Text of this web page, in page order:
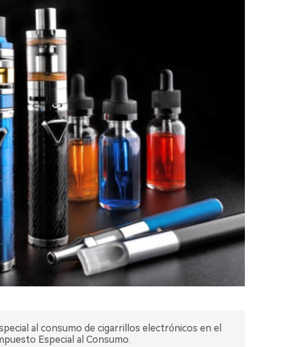
al consumo de cigarrillos electrónicos en el
Especial al Consumo.